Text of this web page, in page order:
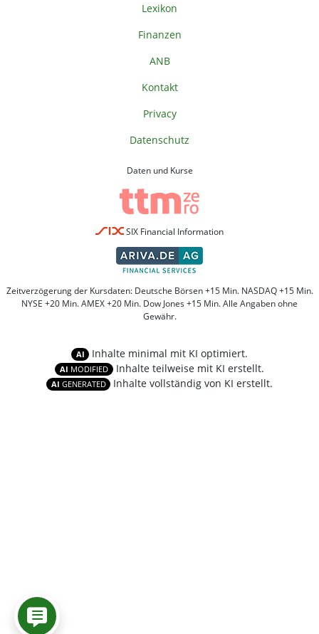
Lexikon
Finanzen
ANB
Kontakt
Privacy
Datenschutz
Daten und Kurse
SIX Financial Information
Zeitverzögerung der Kursdaten: Deutsche Börsen +15 Min. NASDAQ +15 Min.
NYSE +20 Min. AMEX +20 Min. Dow Jones +15 Min. Alle Angaben ohne
Gewähr.
AI Inhalte minimal mit KI optimiert.
AI MODIFIED Inhalte teilweise mit KI erstellt.
AI GENERATED Inhalte vollständig von KI erstellt.